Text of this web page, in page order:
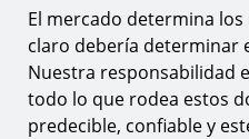
El mercado determina
claro debería determinar
Nuestra responsabilidad
todo lo que rodea estos
predecible, confiable y